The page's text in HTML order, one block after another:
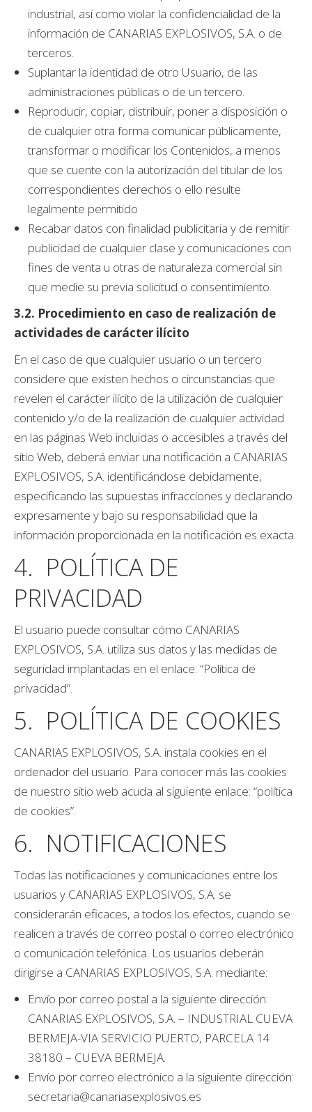
industrial, así como violar la confidencialidad de la
información de CANARIAS EXPLOSIVOS, S.A. o de
terceros.
Suplantar la identidad de otro Usuario, de las
administraciones públicas o de un tercero.
Reproducir, copiar, distribuir, poner a disposición o
de cualquier otra forma comunicar públicamente,
transformar o modificar los Contenidos, a menos
que se cuente con la autorización del titular de los
correspondientes derechos o ello resulte
legalmente permitido
Recabar datos con finalidad publicitaria y de remitir
publicidad de cualquier clase y comunicaciones con
fines de venta u otras de naturaleza comercial sin
que medie su previa solicitud o consentimiento.
3.2. Procedimiento en caso de realización de
actividades de carácter ilícito
En el caso de que cualquier usuario o un tercero
considere que existen hechos o circunstancias que
revelen el carácter ilícito de la utilización de cualquier
contenido y/o de la realización de cualquier actividad
en las páginas Web incluidas o accesibles a través del
sitio Web, deberá enviar una notificación a CANARIAS
EXPLOSIVOS, S.A. identificándose debidamente,
especificando las supuestas infracciones y declarando
expresamente y bajo su responsabilidad que la
información proporcionada en la notificación es exacta.
4. POLÍTICA DE
PRIVACIDAD
El usuario puede consultar cómo CANARIAS
EXPLOSIVOS, S.A. utiliza sus datos y las medidas de
seguridad implantadas en el enlace: “Política de
privacidad”.
5. POLÍTICA DE COOKIES
CANARIAS EXPLOSIVOS, S.A. instala cookies en el
ordenador del usuario. Para conocer más las cookies
de nuestro sitio web acuda al siguiente enlace: “política
de cookies”.
6. NOTIFICACIONES
Todas las notificaciones y comunicaciones entre los
usuarios y CANARIAS EXPLOSIVOS, S.A. se
considerarán eficaces, a todos los efectos, cuando se
realicen a través de correo postal o correo electrónico
o comunicación telefónica. Los usuarios deberán
dirigirse a CANARIAS EXPLOSIVOS, S.A. mediante:
Envío por correo postal a la siguiente dirección:
CANARIAS EXPLOSIVOS, S.A. – INDUSTRIAL CUEVA
BERMEJA-VIA SERVICIO PUERTO, PARCELA 14
38180 – CUEVA BERMEJA.
Envío por correo electrónico a la siguiente dirección:
secretaria@canariasexplosivos.es